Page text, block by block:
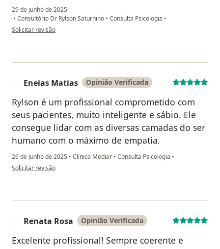
29 de junho de 2025
• Consultório Dr Rylson Saturnino • Consulta Psicologia •
na opinião do utilizador Sandra maria s silva
Solicitar revisão
Eneias Matias Opinião Verificada
Rylson é um profissional comprometido com
seus pacientes, muito inteligente e sábio. Ele
consegue lidar com as diversas camadas do ser
humano com o máximo de empatia.
26 de junho de 2025 • Clínica Mediar • Consulta Psicologia •
na opinião do utilizador Eneias Matias
Solicitar revisão
Renata Rosa Opinião Verificada
Excelente profissional! Sempre coerente e